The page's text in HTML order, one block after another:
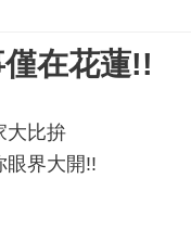
在花蓮!!
大比拚
眼界大開!!